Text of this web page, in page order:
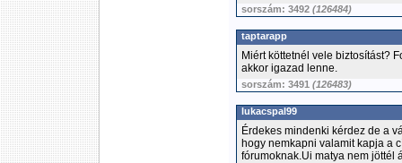
sorszám: 3492 (126484)
taptarapp
Miért köttetnél vele biztosítást?
akkor igazad lenne.
sorszám: 3491 (126483)
lukacspal99
Érdekes mindenki kérdez de a
hogy nemkapni valamit kapja a
fórumoknak.Ui matya nem jöttél